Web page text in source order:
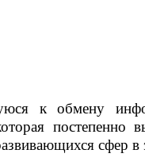
к обмену
постепенно
сфер